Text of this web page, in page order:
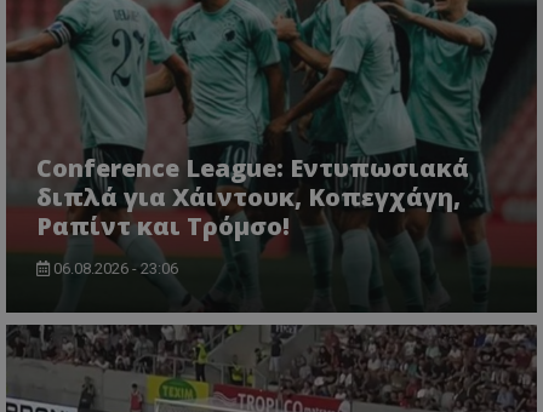
Conference League: Εντυπωσιακά
διπλά για Χάιντουκ, Κοπεγχάγη,
Ραπίντ και Τρόμσο!
06.08.2026 - 23:06